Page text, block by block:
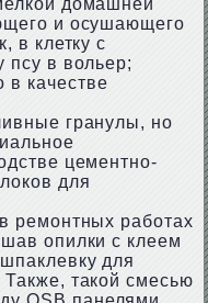
домашней
и осушающего
в клетку с
псу в вольер;
качестве
гранулы, но
цементно-
для
ремонтных работах
опилки с клеем
для
такой смесью